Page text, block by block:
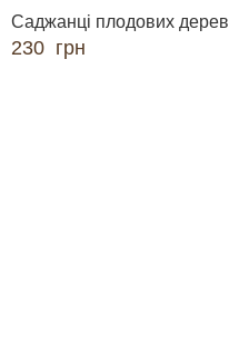
Саджанці плодових дерев
230 грн